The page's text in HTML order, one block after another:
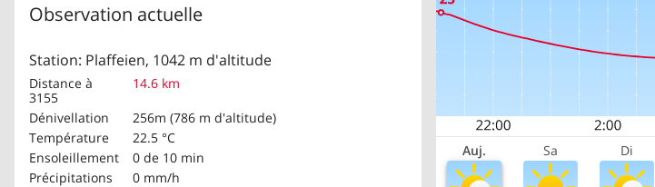
Observation actuelle
Station: Plaffeien, 1042 m d'altitude
Distance à
3155
14.6 km
Dénivellation
256m (786 m d'altitude)
Température
22.5 °C
Ensoleillement
0 de 10 min
Précipitations
0 mm/h
Auj. Sa Di